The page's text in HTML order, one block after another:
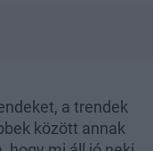
a trendek
között annak